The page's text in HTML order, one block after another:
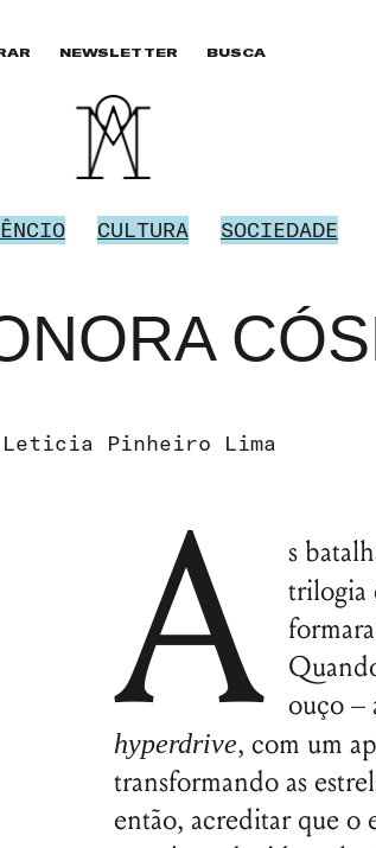
NEWSLETTER BUSCA
CULTURA SOCIEDADE
Leticia Pinheiro Lima
A
s
trilogia
ouço –
hyperdrive, com um
transformando as
então, acreditar que o